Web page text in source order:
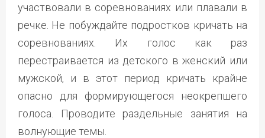
участвовали в соревнованиях или плавали в
речке. Не побуждайте подростков кричать на
соревнованиях. Их голос как раз
перестраивается из детского в женский или
мужской, и в этот период кричать крайне
опасно для формирующегося неокрепшего
голоса. Проводите раздельные занятия на
волнующие темы.